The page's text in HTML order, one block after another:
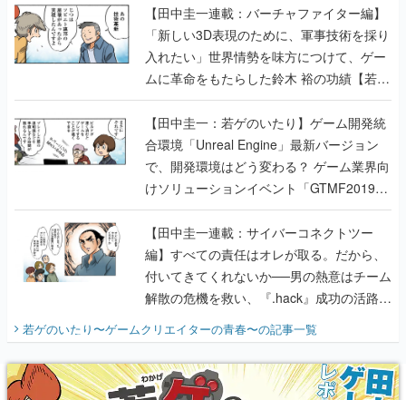
【田中圭一連載：バーチャファイター編】
「新しい3D表現のために、軍事技術を採り
入れたい」世界情勢を味方につけて、ゲー
ムに革命をもたらした鈴木 裕の功績【若ゲ
のいたり】
【田中圭一：若ゲのいたり】ゲーム開発統
合環境「Unreal Engine」最新バージョン
で、開発環境はどう変わる？ ゲーム業界向
けソリューションイベント「GTMF2019」
に行って、より理解を深めよう【PR】
【田中圭一連載：サイバーコネクトツー
編】すべての責任はオレが取る。だから、
付いてきてくれないか──男の熱意はチーム
解散の危機を救い、『.hack』成功の活路を
『少年ジャンプ』色だった【若ゲのいた
り】
若ゲのいたり〜ゲームクリエイターの青春〜の記事一覧